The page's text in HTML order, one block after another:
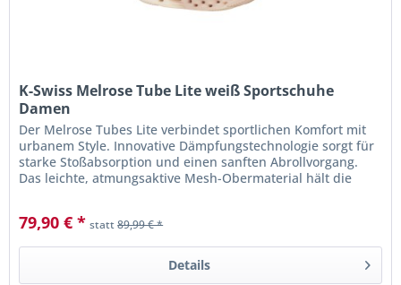
K-Swiss Melrose Tube Lite weiß Sportschuhe
Damen
Der Melrose Tubes Lite verbindet sportlichen Komfort mit
urbanem Style. Innovative Dämpfungstechnologie sorgt für
starke Stoßabsorption und einen sanften Abrollvorgang.
Das leichte, atmungsaktive Mesh-Obermaterial hält die
79,90 € * statt89,99 € *
Details